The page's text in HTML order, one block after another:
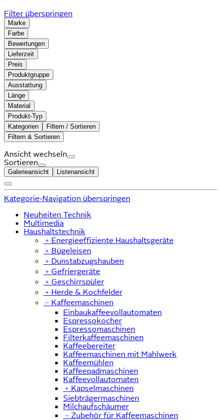
Filter überspringen
Marke
Farbe
Bewertungen
Lieferzeit
Preis
Produktgruppe
Ausstattung
Länge
Material
Produkt-Typ
Kategorien
Filtern / Sortieren
Filtern & Sortieren
Ansicht wechseln
Sortieren
Galerieansicht Listenansicht
Kategorie-Navigation überspringen
Neuheiten Technik
Multimedia
Haushaltstechnik
﹢ Energieeffiziente Haushaltsgeräte
﹢ Bügeleisen
﹢ Dunstabzugshauben
﹢ Gefriergeräte
﹢ Geschirrspüler
﹢ Herde & Kochfelder
﹣ Kaffeemaschinen
Einbaukaffeevollautomaten
Espressokocher
Espressomaschinen
Filterkaffeemaschinen
Kaffeebereiter
Kaffeemaschinen mit Mahlwerk
Kaffeemühlen
Kaffeepadmaschinen
Kaffeevollautomaten
﹢ Kapselmaschinen
Siebträgermaschinen
Milchaufschäumer
﹣ Zubehör für Kaffeemaschinen